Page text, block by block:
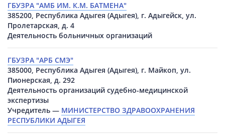
ГБУЗРА "АМБ ИМ. К.М. БАТМЕНА"
385200, Республика Адыгея (Адыгея), г. Адыгейск, ул.
Пролетарская, д. 4
Деятельность больничных организаций
ГБУЗРА "АРБ СМЭ"
385000, Республика Адыгея (Адыгея), г. Майкоп, ул.
Пионерская, д. 292
Деятельность организаций судебно-медицинской
экспертизы
Учредитель — МИНИСТЕРСТВО ЗДРАВООХРАНЕНИЯ
РЕСПУБЛИКИ АДЫГЕЯ